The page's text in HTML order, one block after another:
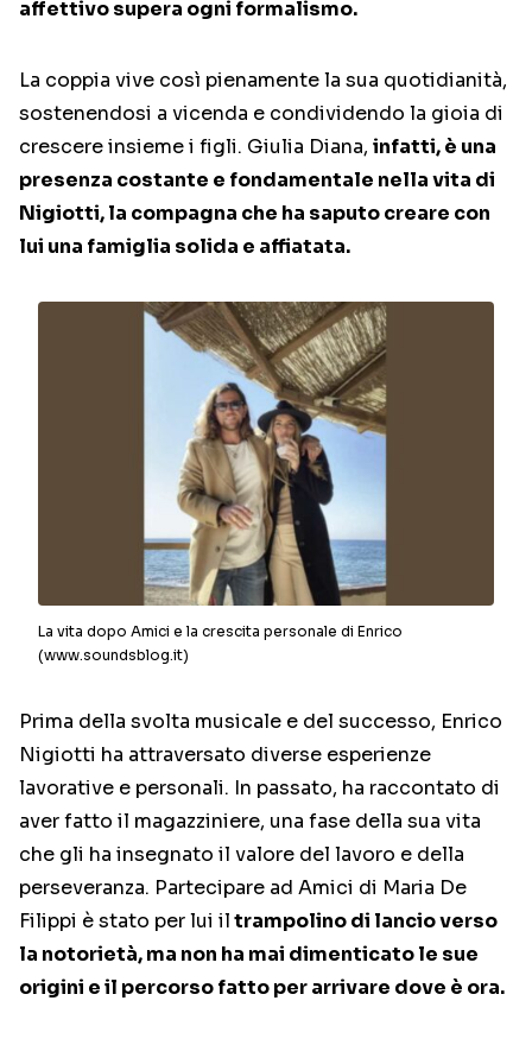
affettivo supera ogni formalismo.
La coppia vive così pienamente la sua quotidianità,
sostenendosi a vicenda e condividendo la gioia di
crescere insieme i figli. Giulia Diana, infatti, è una
presenza costante e fondamentale nella vita di
Nigiotti, la compagna che ha saputo creare con
lui una famiglia solida e affiatata.
La vita dopo Amici e la crescita personale di Enrico
(www.soundsblog.it)
Prima della svolta musicale e del successo, Enrico
Nigiotti ha attraversato diverse esperienze
lavorative e personali. In passato, ha raccontato di
aver fatto il magazziniere, una fase della sua vita
che gli ha insegnato il valore del lavoro e della
perseveranza. Partecipare ad Amici di Maria De
Filippi è stato per lui iltrampolino di lancio verso
la notorietà, ma non ha mai dimenticato le sue
origini e il percorso fatto per arrivare dove è ora.